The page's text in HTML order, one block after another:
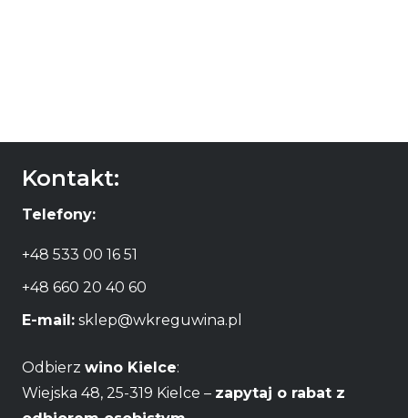
Kontakt:
Telefony:
+48 533 00 16 51
+48 660 20 40 60
E-mail: sklep@wkreguwina.pl
Odbierz wino Kielce:
Wiejska 48, 25-319 Kielce – zapytaj o rabat z